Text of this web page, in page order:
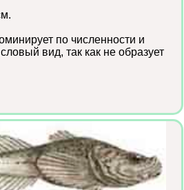
по численности и
вид, так как не образует